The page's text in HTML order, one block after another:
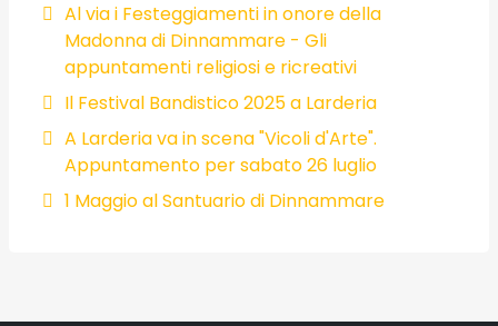
Al via i Festeggiamenti in onore della
Madonna di Dinnammare - Gli
appuntamenti religiosi e ricreativi
Il Festival Bandistico 2025 a Larderia
A Larderia va in scena "Vicoli d'Arte".
Appuntamento per sabato 26 luglio
1 Maggio al Santuario di Dinnammare